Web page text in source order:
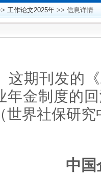
工作论文2025年 >> 信息详情
这期刊发的
年金制度的
（世界社保研
中国